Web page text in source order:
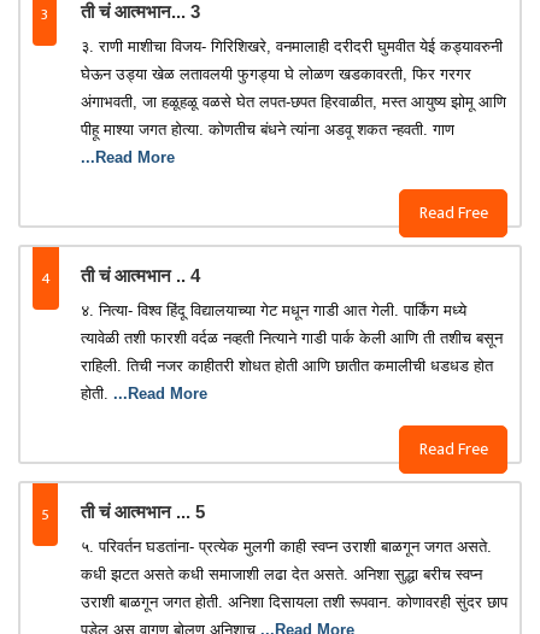
3 ती चं आत्मभान... 3
Read Free
३. राणी माशीचा विजय- गिरिशिखरे, वनमालाही दरीदरी घुमवीत येई कड्यावरुनी
घेऊन उड्या खेळ लतावलयी फुगड्या घे लोळण खडकावरती, फिर गरगर
अंगाभवती, जा हळूहळू वळसे घेत लपत-छपत हिरवाळीत, मस्त आयुष्य झोमू आणि
पीहू माश्या जगत होत्या. कोणतीच बंधने त्यांना अडवू शकत न्हवती. गाण
...Read More
4 ती चं आत्मभान .. 4
Read Free
४. नित्या- विश्व हिंदू विद्यालयाच्या गेट मधून गाडी आत गेली. पार्किंग मध्ये
त्यावेळी तशी फारशी वर्दळ नव्हती नित्याने गाडी पार्क केली आणि ती तशीच बसून
राहिली. तिची नजर काहीतरी शोधत होती आणि छातीत कमालीची धडधड होत
होती. ...Read More
5 ती चं आत्मभान ... 5
५. परिवर्तन घडतांना- प्रत्येक मुलगी काही स्वप्न उराशी बाळगून जगत असते.
कधी झटत असते कधी समाजाशी लढा देत असते. अनिशा सुद्धा बरीच स्वप्न
उराशी बाळगून जगत होती. अनिशा दिसायला तशी रूपवान. कोणावरही सुंदर छाप
पडेल अस वागण बोलण अनिशाच ...Read More